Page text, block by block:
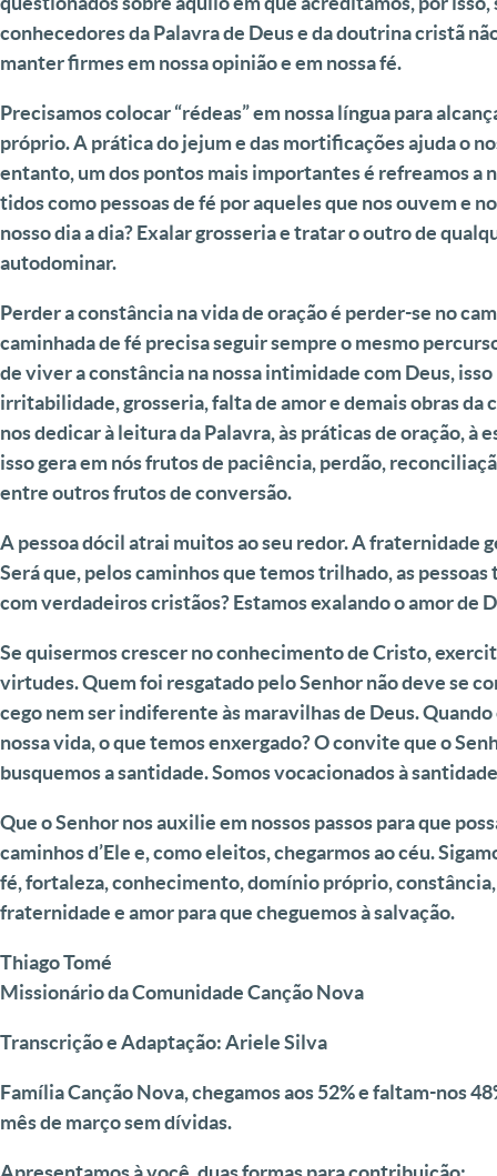
conhecedores da Palavra de Deus e da doutrina cristã
manter firmes em nossa opinião e em nossa fé.
Precisamos colocar “rédeas” em nossa língua para
próprio. A prática do jejum e das mortificações ajuda o
entanto, um dos pontos mais importantes é refreamos a
tidos como pessoas de fé por aqueles que nos ouvem e
nosso dia a dia? Exalar grosseria e tratar o outro de
autodominar.
Perder a constância na vida de oração é perder-se no
caminhada de fé precisa seguir sempre o mesmo
de viver a constância na nossa intimidade com Deus,
irritabilidade, grosseria, falta de amor e demais obras da
nos dedicar à leitura da Palavra, às práticas de oração, à
isso gera em nós frutos de paciência, perdão,
entre outros frutos de conversão.
A pessoa dócil atrai muitos ao seu redor. A fraternidade
Será que, pelos caminhos que temos trilhado, as
com verdadeiros cristãos? Estamos exalando o amor de
Se quisermos crescer no conhecimento de Cristo,
virtudes. Quem foi resgatado pelo Senhor não deve se
cego nem ser indiferente às maravilhas de Deus. Quando
nossa vida, o que temos enxergado? O convite que o
busquemos a santidade. Somos vocacionados à
Que o Senhor nos auxilie em nossos passos para que
caminhos d’Ele e, como eleitos, chegarmos ao céu.
fé, fortaleza, conhecimento, domínio próprio,
fraternidade e amor para que cheguemos à salvação.
Thiago Tomé
Missionário da Comunidade Canção Nova
Transcrição e Adaptação: Ariele Silva
Família Canção Nova, chegamos aos 52% e faltam-nos
mês de março sem dívidas.